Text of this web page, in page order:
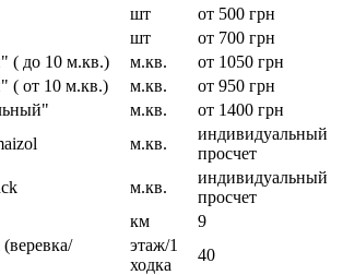
шт
от 500 грн
шт
от 700 грн
( до 10 м.кв.)
м.кв.
от 1050 грн
( от 10 м.кв.)
м.кв.
от 950 грн
м.кв.
от 1400 грн
м.кв.
индивидуальный
просчет
м.кв.
индивидуальный
просчет
км
9
этаж/1
ходка
40